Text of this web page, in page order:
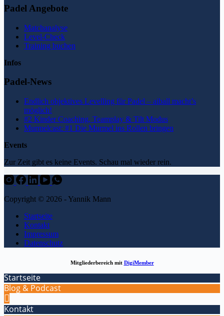
Padel Angebote
Matchanalyse
Level-Check
Training buchen
Infos
Padel-News
Endlich objektives Levelling für Padel – aiball macht’s
möglich!
#2 Kinder Coaching, Teamplay & Tilt Modus
Murmelcast: #1 Die Murmel ins Rollen bringen
Events
Zur Zeit gibt es keine Events. Schau mal wieder rein.
Copyright © 2026 - Yannik Mann
Startseite
Kontakt
Impressum
Datenschutz
Mitgliederbereich mit DigiMember
Startseite
Blog & Podcast
Kontakt